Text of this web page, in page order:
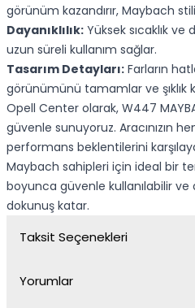
görünüm kazandırır, Maybach
Dayanıklılık: Yüksek sıcaklık ve
uzun süreli kullanım sağlar.
Tasarım Detayları: Farların
görünümünü tamamlar ve şıklık
Opell Center olarak, W447
güvenle sunuyoruz. Aracınızın
performans beklentilerini
Maybach sahipleri için ideal bir
boyunca güvenle kullanılabilir ve
dokunuş katar.
Taksit Seçenekleri
Yorumlar